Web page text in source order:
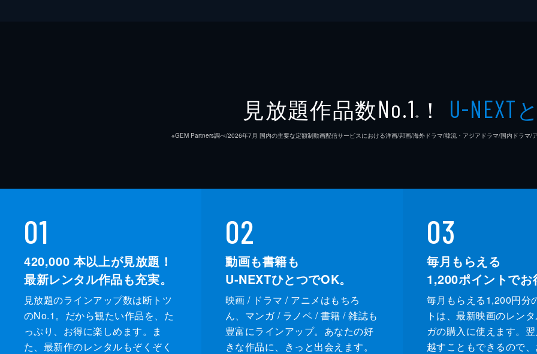
見放題作品数No.1 ※ ！ U-NEXT
※GEM Partners調べ/2026年7⽉ 国内の主要な定額制動画配信サービスにおける洋画/邦画/海外ドラマ/韓流・アジアドラマ/国内ドラマ/
01
420,000 本以上が見放題！
最新レンタル作品も充実。
見放題のラインアップ数は断トツ
のNo.1。だから観たい作品を、た
っぷり、お得に楽しめます。ま
た、最新作のレンタルもぞくぞく
02
動画も書籍も
U-NEXTひとつでOK。
映画 / ドラマ / アニメはもちろ
ん、マンガ / ラノベ / 書籍 / 雑誌も
豊富にラインアップ。あなたの好
きな作品に、きっと出会えます。
03
毎月もらえる
1,200ポイントでお
毎月もらえる1,200円分
トは、最新映画のレン
ガの購入に使えます。
越すこともできるので